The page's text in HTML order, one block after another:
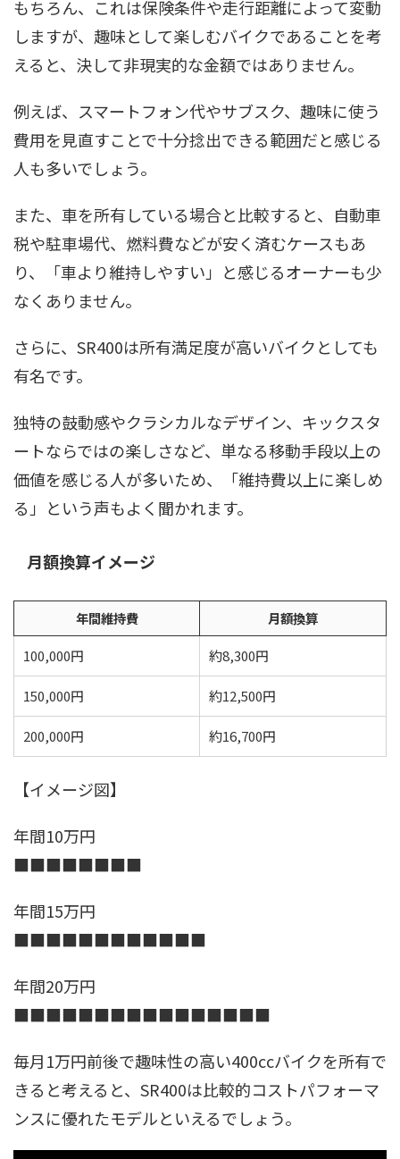
もちろん、これは保険条件や走行距離によって変動
しますが、趣味として楽しむバイクであることを考
えると、決して非現実的な金額ではありません。
例えば、スマートフォン代やサブスク、趣味に使う
費用を見直すことで十分捻出できる範囲だと感じる
人も多いでしょう。
また、車を所有している場合と比較すると、自動車
税や駐車場代、燃料費などが安く済むケースもあ
り、「車より維持しやすい」と感じるオーナーも少
なくありません。
さらに、SR400は所有満足度が高いバイクとしても
有名です。
独特の鼓動感やクラシカルなデザイン、キックスタ
ートならではの楽しさなど、単なる移動手段以上の
価値を感じる人が多いため、「維持費以上に楽しめ
る」という声もよく聞かれます。
月額換算イメージ
年間維持費
月額換算
100,000円
約8,300円
150,000円 約12,500円
200,000円 約16,700円
【イメージ図】
年間10万円
■■■■■■■■
年間15万円
■■■■■■■■■■■■
年間20万円
■■■■■■■■■■■■■■■■
毎月1万円前後で趣味性の高い400ccバイクを所有で
きると考えると、SR400は比較的コストパフォーマ
ンスに優れたモデルといえるでしょう。